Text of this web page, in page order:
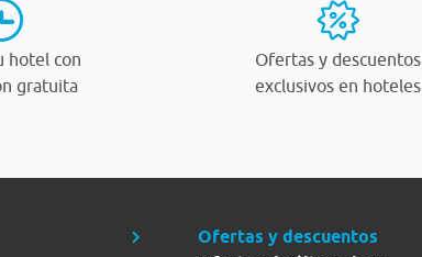
hotel con
gratuita
Ofertas y descuentos
exclusivos en hoteles
Ofertas y descuentos